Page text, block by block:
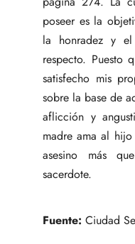
poseer es la
la honradez y
respecto. Puesto
satisfecho mis
sobre la base de
aflicción y
madre ama al
asesino más
sacerdote.
Fuente: Ciudad